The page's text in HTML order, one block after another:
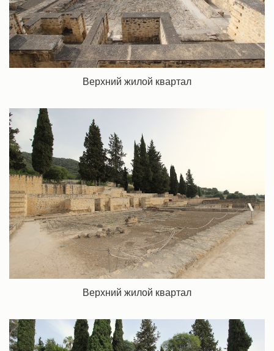
Верхний жилой квартал
Верхний жилой квартал